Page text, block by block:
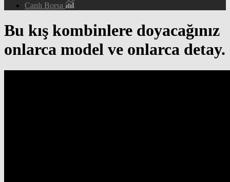
Canlı Borsa
Bu kış kombinlere doyacağınız
onlarca model ve onlarca detay.